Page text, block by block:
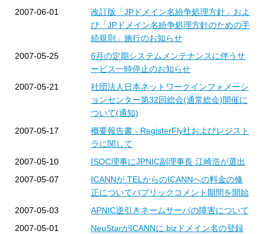
2007-06-01
改訂版「JPドメイン名紛争処理方針」およ
び「JPドメイン名紛争処理方針のための手
続規則」施行のお知らせ
2007-05-25
6月の定期システムメンテナンスに伴うサ
ービス一時停止のお知らせ
2007-05-21
社団法人日本ネットワークインフォメーシ
ョンセンター第32回総会(通常総会)開催に
ついて(通知)
2007-05-17
概要報告書 - RegisterFly社およびレジスト
ラに関して
2007-05-10
ISOC理事にJPNIC副理事長 江崎浩が選出
2007-05-07
ICANNが.TELからのICANNへの料金の修
正についてパブリックコメント期間を開始
2007-05-03
APNIC逆引きネームサーバの障害について
2007-05-01
NeuStarがICANNに.bizドメイン名の登録